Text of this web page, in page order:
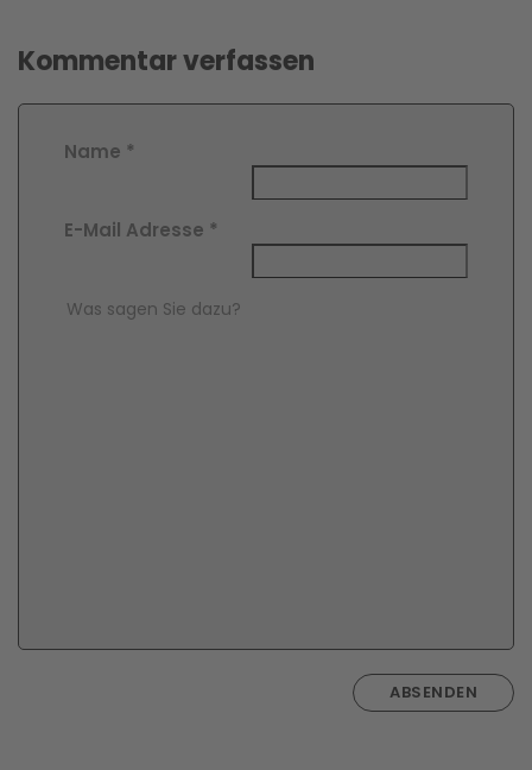
Kommentar verfassen
Name *
E-Mail Adresse *
Comment Text*
ABSENDEN